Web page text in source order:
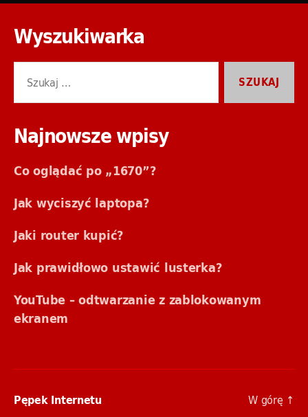
Wyszukiwarka
Najnowsze wpisy
Co oglądać po „1670”?
Jak wyciszyć laptopa?
Jaki router kupić?
Jak prawidłowo ustawić lusterka?
YouTube – odtwarzanie z zablokowanym
ekranem
Pępek Internetu W górę ↑